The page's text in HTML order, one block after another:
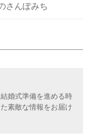
さんぽみち
婚式準備を進める時
素敵な情報をお届け